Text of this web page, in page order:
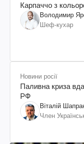
Карпаччо з
Володимир
Шеф-кухар
Новини росії
Паливна криза
РФ
Віталій
Член